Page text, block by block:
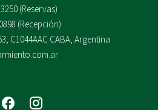
(Reservas)
(Recepción)
C1044AAC CABA, Argentina